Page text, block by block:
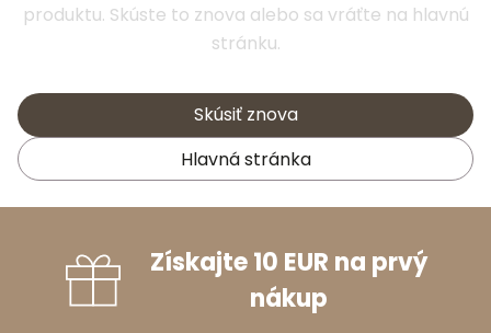
produktu. Skúste to znova alebo sa vráťte na hlavnú
stránku.
Skúsiť znova
Hlavná stránka
Získajte 10 EUR na prvý
nákup